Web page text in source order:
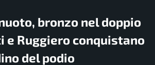
bronzo nel doppio
e Ruggiero conquistano
del podio